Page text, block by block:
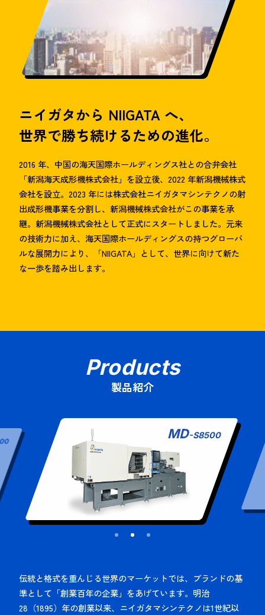
ニイガタから NIIGATA へ、
世界で勝ち続けるための進化。
2016 年、中国の海天国際ホールディングス社との合弁会社
「新潟海天成形機株式会社」を設立後、2022 年新潟機械株式
会社を設立。2023 年には株式会社ニイガタマシンテクノの射
出成形機事業を分割し、新潟機械株式会社がこの事業を承
継。新潟機械株式会社として正式にスタートしました。元来
の技術力に加え、海天国際ホールディングスの持つグローバ
ルな展開力により、「NIIGATA」として、世界に向けて新た
な一歩を踏み出します。
Products
製品紹介
MD-S8500
伝統と格式を重んじる世界のマーケットでは、ブランドの基
準として「創業百年の企業」をあげています。明治
28（1895）年の創業以来、ニイガタマシンテクノは1世紀以